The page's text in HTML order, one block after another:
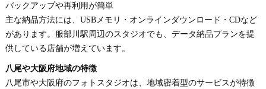
バックアップや再利用が簡単
主な納品方法には、USBメモリ・オンラインダウンロード・CDなど
があります。服部川駅周辺のスタジオでも、データ納品プランを提
供している店舗が増えています。
八尾や大阪府地域の特徴
八尾市や大阪府のフォトスタジオは、地域密着型のサービスが特徴